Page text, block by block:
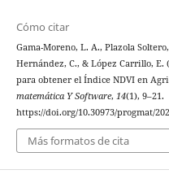
Cómo citar
Gama-Moreno, L. A., Plazola
Hernández, C., & López Carrillo,
para obtener el Índice NDVI en
matemática Y Software, 14(1), 9–21.
https://doi.org/10.30973/progmat/
Más formatos de cita